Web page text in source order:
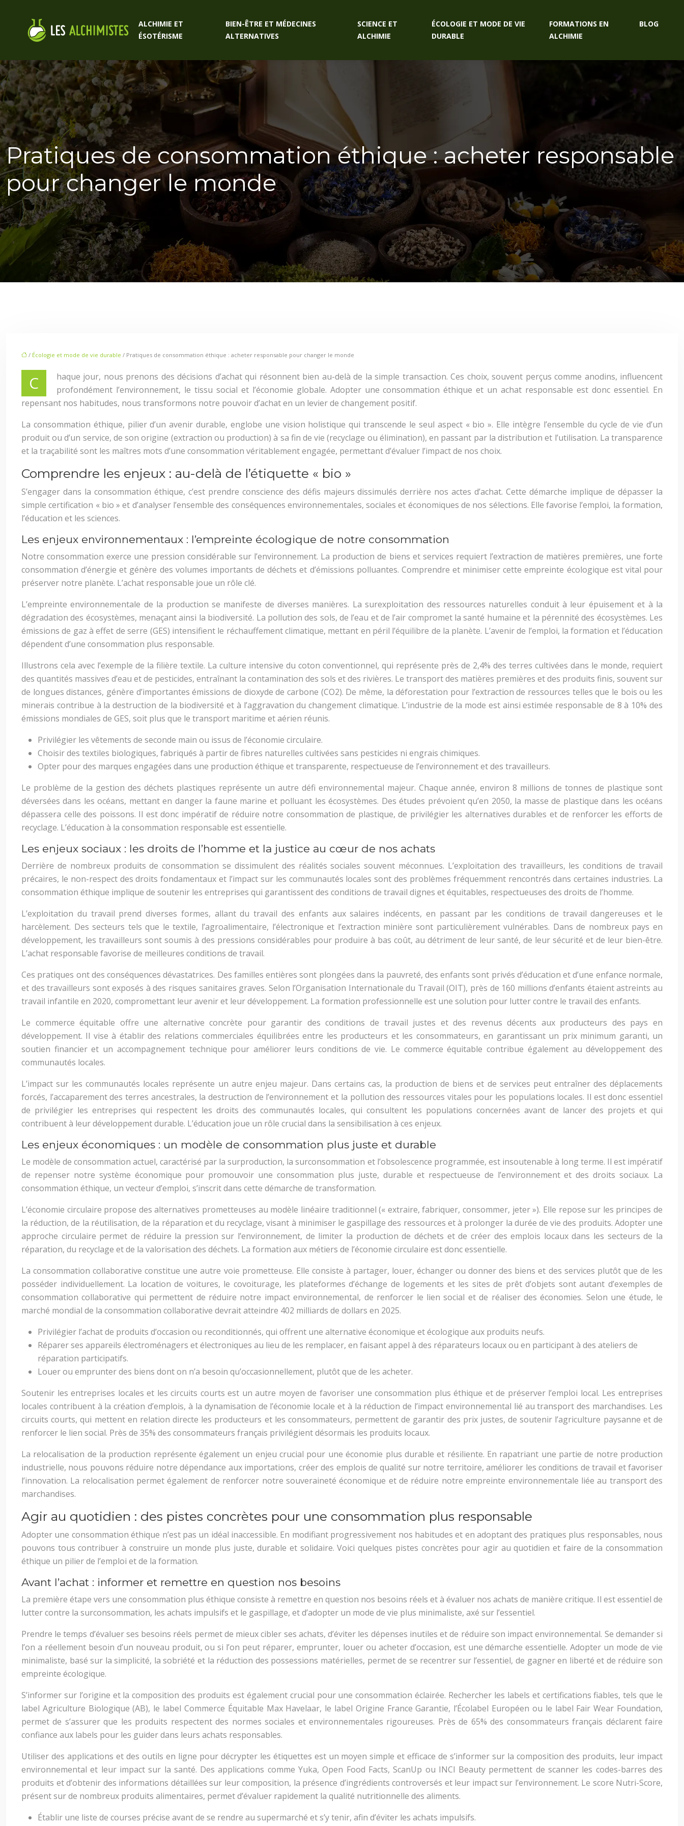
ALCHIMIE ET
ÉSOTÉRISME
BIEN-ÊTRE ET MÉDECINES
ALTERNATIVES
SCIENCE ET
ALCHIMIE
ÉCOLOGIE ET MODE DE VIE
DURABLE
FORMATIONS EN
ALCHIMIE
BLOG
Pratiques de consommation éthique : acheter responsable
pour changer le monde
/ Écologie et mode de vie durable / Pratiques de consommation éthique : acheter responsable pour changer le monde
C
haque jour, nous prenons des décisions d’achat qui résonnent bien au-delà de la simple transaction. Ces choix, souvent perçus comme anodins, influencent
profondément l’environnement, le tissu social et l’économie globale. Adopter une consommation éthique et un achat responsable est donc essentiel. En
repensant nos habitudes, nous transformons notre pouvoir d’achat en un levier de changement positif.
La consommation éthique, pilier d’un avenir durable, englobe une vision holistique qui transcende le seul aspect « bio ». Elle intègre l’ensemble du cycle de vie d’un
produit ou d’un service, de son origine (extraction ou production) à sa fin de vie (recyclage ou élimination), en passant par la distribution et l’utilisation. La transparence
et la traçabilité sont les maîtres mots d’une consommation véritablement engagée, permettant d’évaluer l’impact de nos choix.
Comprendre les enjeux : au-delà de l’étiquette « bio »
S’engager dans la consommation éthique, c’est prendre conscience des défis majeurs dissimulés derrière nos actes d’achat. Cette démarche implique de dépasser la
simple certification « bio » et d’analyser l’ensemble des conséquences environnementales, sociales et économiques de nos sélections. Elle favorise l’emploi, la formation,
l’éducation et les sciences.
Les enjeux environnementaux : l’empreinte écologique de notre consommation
Notre consommation exerce une pression considérable sur l’environnement. La production de biens et services requiert l’extraction de matières premières, une forte
consommation d’énergie et génère des volumes importants de déchets et d’émissions polluantes. Comprendre et minimiser cette empreinte écologique est vital pour
préserver notre planète. L’achat responsable joue un rôle clé.
L’empreinte environnementale de la production se manifeste de diverses manières. La surexploitation des ressources naturelles conduit à leur épuisement et à la
dégradation des écosystèmes, menaçant ainsi la biodiversité. La pollution des sols, de l’eau et de l’air compromet la santé humaine et la pérennité des écosystèmes. Les
émissions de gaz à effet de serre (GES) intensifient le réchauffement climatique, mettant en péril l’équilibre de la planète. L’avenir de l’emploi, la formation et l’éducation
dépendent d’une consommation plus responsable.
Illustrons cela avec l’exemple de la filière textile. La culture intensive du coton conventionnel, qui représente près de 2,4% des terres cultivées dans le monde, requiert
des quantités massives d’eau et de pesticides, entraînant la contamination des sols et des rivières. Le transport des matières premières et des produits finis, souvent sur
de longues distances, génère d’importantes émissions de dioxyde de carbone (CO2). De même, la déforestation pour l’extraction de ressources telles que le bois ou les
minerais contribue à la destruction de la biodiversité et à l’aggravation du changement climatique. L’industrie de la mode est ainsi estimée responsable de 8 à 10% des
émissions mondiales de GES, soit plus que le transport maritime et aérien réunis.
Privilégier les vêtements de seconde main ou issus de l’économie circulaire.
Choisir des textiles biologiques, fabriqués à partir de fibres naturelles cultivées sans pesticides ni engrais chimiques.
Opter pour des marques engagées dans une production éthique et transparente, respectueuse de l’environnement et des travailleurs.
Le problème de la gestion des déchets plastiques représente un autre défi environnemental majeur. Chaque année, environ 8 millions de tonnes de plastique sont
déversées dans les océans, mettant en danger la faune marine et polluant les écosystèmes. Des études prévoient qu’en 2050, la masse de plastique dans les océans
dépassera celle des poissons. Il est donc impératif de réduire notre consommation de plastique, de privilégier les alternatives durables et de renforcer les efforts de
recyclage. L’éducation à la consommation responsable est essentielle.
Les enjeux sociaux : les droits de l’homme et la justice au cœur de nos achats
Derrière de nombreux produits de consommation se dissimulent des réalités sociales souvent méconnues. L’exploitation des travailleurs, les conditions de travail
précaires, le non-respect des droits fondamentaux et l’impact sur les communautés locales sont des problèmes fréquemment rencontrés dans certaines industries. La
consommation éthique implique de soutenir les entreprises qui garantissent des conditions de travail dignes et équitables, respectueuses des droits de l’homme.
L’exploitation du travail prend diverses formes, allant du travail des enfants aux salaires indécents, en passant par les conditions de travail dangereuses et le
harcèlement. Des secteurs tels que le textile, l’agroalimentaire, l’électronique et l’extraction minière sont particulièrement vulnérables. Dans de nombreux pays en
développement, les travailleurs sont soumis à des pressions considérables pour produire à bas coût, au détriment de leur santé, de leur sécurité et de leur bien-être.
L’achat responsable favorise de meilleures conditions de travail.
Ces pratiques ont des conséquences dévastatrices. Des familles entières sont plongées dans la pauvreté, des enfants sont privés d’éducation et d’une enfance normale,
et des travailleurs sont exposés à des risques sanitaires graves. Selon l’Organisation Internationale du Travail (OIT), près de 160 millions d’enfants étaient astreints au
travail infantile en 2020, compromettant leur avenir et leur développement. La formation professionnelle est une solution pour lutter contre le travail des enfants.
Le commerce équitable offre une alternative concrète pour garantir des conditions de travail justes et des revenus décents aux producteurs des pays en
développement. Il vise à établir des relations commerciales équilibrées entre les producteurs et les consommateurs, en garantissant un prix minimum garanti, un
soutien financier et un accompagnement technique pour améliorer leurs conditions de vie. Le commerce équitable contribue également au développement des
communautés locales.
L’impact sur les communautés locales représente un autre enjeu majeur. Dans certains cas, la production de biens et de services peut entraîner des déplacements
forcés, l’accaparement des terres ancestrales, la destruction de l’environnement et la pollution des ressources vitales pour les populations locales. Il est donc essentiel
de privilégier les entreprises qui respectent les droits des communautés locales, qui consultent les populations concernées avant de lancer des projets et qui
contribuent à leur développement durable. L’éducation joue un rôle crucial dans la sensibilisation à ces enjeux.
Les enjeux économiques : un modèle de consommation plus juste et durable
Le modèle de consommation actuel, caractérisé par la surproduction, la surconsommation et l’obsolescence programmée, est insoutenable à long terme. Il est impératif
de repenser notre système économique pour promouvoir une consommation plus juste, durable et respectueuse de l’environnement et des droits sociaux. La
consommation éthique, un vecteur d’emploi, s’inscrit dans cette démarche de transformation.
L’économie circulaire propose des alternatives prometteuses au modèle linéaire traditionnel (« extraire, fabriquer, consommer, jeter »). Elle repose sur les principes de
la réduction, de la réutilisation, de la réparation et du recyclage, visant à minimiser le gaspillage des ressources et à prolonger la durée de vie des produits. Adopter une
approche circulaire permet de réduire la pression sur l’environnement, de limiter la production de déchets et de créer des emplois locaux dans les secteurs de la
réparation, du recyclage et de la valorisation des déchets. La formation aux métiers de l’économie circulaire est donc essentielle.
La consommation collaborative constitue une autre voie prometteuse. Elle consiste à partager, louer, échanger ou donner des biens et des services plutôt que de les
posséder individuellement. La location de voitures, le covoiturage, les plateformes d’échange de logements et les sites de prêt d’objets sont autant d’exemples de
consommation collaborative qui permettent de réduire notre impact environnemental, de renforcer le lien social et de réaliser des économies. Selon une étude, le
marché mondial de la consommation collaborative devrait atteindre 402 milliards de dollars en 2025.
Privilégier l’achat de produits d’occasion ou reconditionnés, qui offrent une alternative économique et écologique aux produits neufs.
Réparer ses appareils électroménagers et électroniques au lieu de les remplacer, en faisant appel à des réparateurs locaux ou en participant à des ateliers de
réparation participatifs.
Louer ou emprunter des biens dont on n’a besoin qu’occasionnellement, plutôt que de les acheter.
Soutenir les entreprises locales et les circuits courts est un autre moyen de favoriser une consommation plus éthique et de préserver l’emploi local. Les entreprises
locales contribuent à la création d’emplois, à la dynamisation de l’économie locale et à la réduction de l’impact environnemental lié au transport des marchandises. Les
circuits courts, qui mettent en relation directe les producteurs et les consommateurs, permettent de garantir des prix justes, de soutenir l’agriculture paysanne et de
renforcer le lien social. Près de 35% des consommateurs français privilégient désormais les produits locaux.
La relocalisation de la production représente également un enjeu crucial pour une économie plus durable et résiliente. En rapatriant une partie de notre production
industrielle, nous pouvons réduire notre dépendance aux importations, créer des emplois de qualité sur notre territoire, améliorer les conditions de travail et favoriser
l’innovation. La relocalisation permet également de renforcer notre souveraineté économique et de réduire notre empreinte environnementale liée au transport des
marchandises.
Agir au quotidien : des pistes concrètes pour une consommation plus responsable
Adopter une consommation éthique n’est pas un idéal inaccessible. En modifiant progressivement nos habitudes et en adoptant des pratiques plus responsables, nous
pouvons tous contribuer à construire un monde plus juste, durable et solidaire. Voici quelques pistes concrètes pour agir au quotidien et faire de la consommation
éthique un pilier de l’emploi et de la formation.
Avant l’achat : informer et remettre en question nos besoins
La première étape vers une consommation plus éthique consiste à remettre en question nos besoins réels et à évaluer nos achats de manière critique. Il est essentiel de
lutter contre la surconsommation, les achats impulsifs et le gaspillage, et d’adopter un mode de vie plus minimaliste, axé sur l’essentiel.
Prendre le temps d’évaluer ses besoins réels permet de mieux cibler ses achats, d’éviter les dépenses inutiles et de réduire son impact environnemental. Se demander si
l’on a réellement besoin d’un nouveau produit, ou si l’on peut réparer, emprunter, louer ou acheter d’occasion, est une démarche essentielle. Adopter un mode de vie
minimaliste, basé sur la simplicité, la sobriété et la réduction des possessions matérielles, permet de se recentrer sur l’essentiel, de gagner en liberté et de réduire son
empreinte écologique.
S’informer sur l’origine et la composition des produits est également crucial pour une consommation éclairée. Rechercher les labels et certifications fiables, tels que le
label Agriculture Biologique (AB), le label Commerce Équitable Max Havelaar, le label Origine France Garantie, l’Écolabel Européen ou le label Fair Wear Foundation,
permet de s’assurer que les produits respectent des normes sociales et environnementales rigoureuses. Près de 65% des consommateurs français déclarent faire
confiance aux labels pour les guider dans leurs achats responsables.
Utiliser des applications et des outils en ligne pour décrypter les étiquettes est un moyen simple et efficace de s’informer sur la composition des produits, leur impact
environnemental et leur impact sur la santé. Des applications comme Yuka, Open Food Facts, ScanUp ou INCI Beauty permettent de scanner les codes-barres des
produits et d’obtenir des informations détaillées sur leur composition, la présence d’ingrédients controversés et leur impact sur l’environnement. Le score Nutri-Score,
présent sur de nombreux produits alimentaires, permet d’évaluer rapidement la qualité nutritionnelle des aliments.
Établir une liste de courses précise avant de se rendre au supermarché et s’y tenir, afin d’éviter les achats impulsifs.